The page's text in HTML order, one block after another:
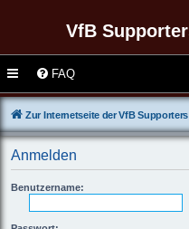
VfB
FAQ
Zur Internetseite der VfB Supporters
Anmelden
Benutzername: